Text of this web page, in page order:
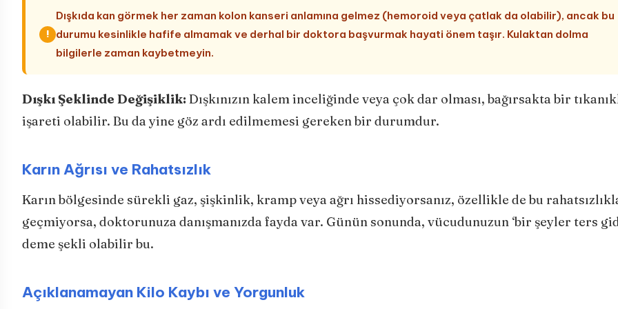
!
Dışkıda kan görmek her zaman kolon kanseri anlamına gelmez (hemoroid veya çatlak da olabilir), ancak bu
durumu kesinlikle hafife almamak ve derhal bir doktora başvurmak hayati önem taşır. Kulaktan dolma
bilgilerle zaman kaybetmeyin.
Dışkı Şeklinde Değişiklik: Dışkınızın kalem inceliğinde veya çok dar olması, bağırsakta bir
işareti olabilir. Bu da yine göz ardı edilmemesi gereken bir durumdur.
Karın Ağrısı ve Rahatsızlık
Karın bölgesinde sürekli gaz, şişkinlik, kramp veya ağrı hissediyorsanız, özellikle de bu
geçmiyorsa, doktorunuza danışmanızda fayda var. Günün sonunda, vücudunuzun ‘bir şeyler ters
deme şekli olabilir bu.
Açıklanamayan Kilo Kaybı ve Yorgunluk